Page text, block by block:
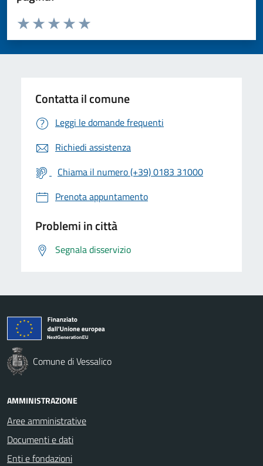
Valuta da 1 a 5 stelle la pagina
Valuta 5 stelle su 5
Valuta 4 stelle su 5
Valuta 3 stelle su 5
Valuta 2 stelle su 5
Valuta 1 stelle su 5
Contatta il comune
Leggi le domande frequenti
Richiedi assistenza
Chiama il numero (+39) 0183 31000
Prenota appuntamento
Problemi in città
Segnala disservizio
Comune di Vessalico
AMMINISTRAZIONE
Aree amministrative
Documenti e dati
Enti e fondazioni